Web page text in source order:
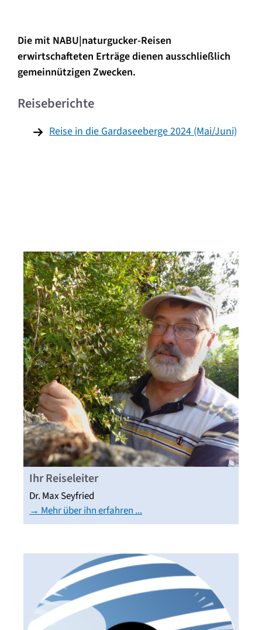
Die mit NABU|naturgucker-Reisen
erwirtschafteten Erträge dienen ausschließlich
gemeinnützigen Zwecken.
Reiseberichte
Reise in die Gardaseeberge 2024 (Mai/Juni)
Ihr Reiseleiter
Dr. Max Seyfried
→ Mehr über ihn erfahren ...